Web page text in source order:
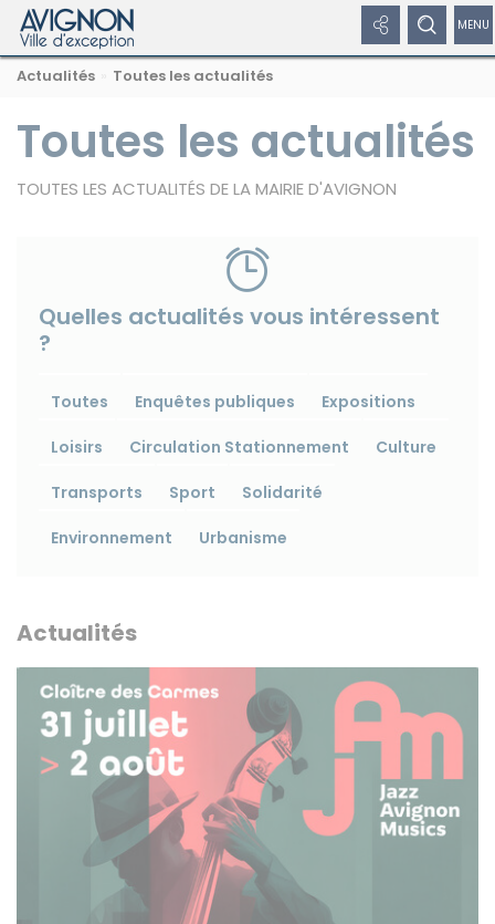
Afficher
formulaire
de
Rechercher
sur
Afficher
liens
réseaux
sociaux
Nous
suivre
les
réseaux
sociaux
Facebook
Navigation
par
d'Ariane
Actualités Toutes les actualités
Toutes les actualités
TOUTES LES ACTUALITÉS DE LA MAIRIE D'AVIGNON
Quelles actualités vous intéressent
?
Toutes Enquêtes publiques Expositions
Loisirs Circulation Stationnement Culture
Transports Sport Solidarité
Environnement Urbanisme
Actualités
Panneau de gestion des cookies